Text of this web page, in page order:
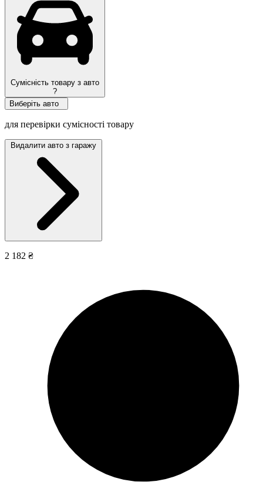
Сумісність товару з авто
?
Виберіть авто
для перевірки сумісності товару
Видалити авто з гаражу
2 182 ₴